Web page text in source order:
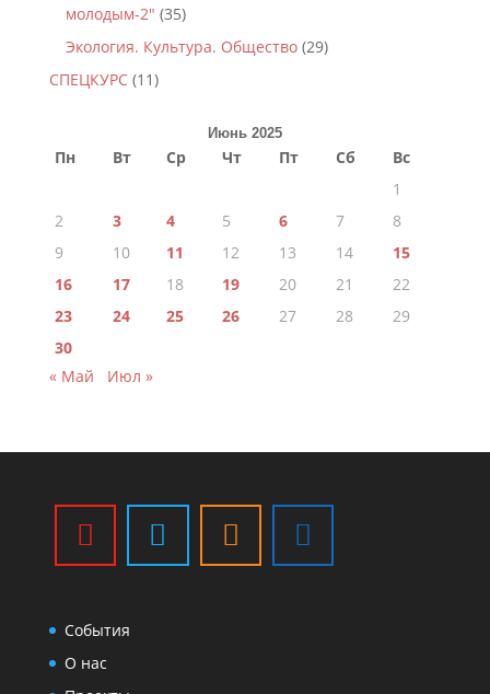
молодым-2" (35)
Экология. Культура. Общество(29)
СПЕЦКУРС(11)
Июнь 2025
Пн Вт Ср Чт Пт Сб
Вс
1
2
3 4 5 6 7
8
9
10 11 12 13 14
15
16
17 18 19 20 21
22
23
24 25 26 27 28
29
30
« Май
Июл »
События
О нас